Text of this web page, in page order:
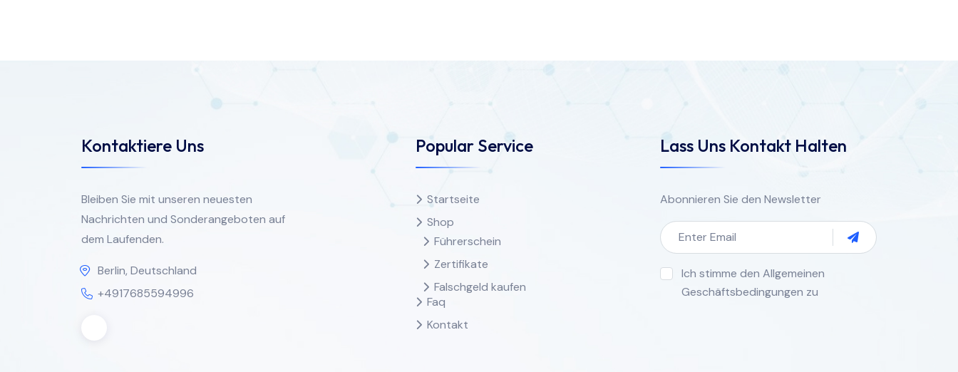
Kontaktiere Uns
Bleiben Sie mit unseren neuesten
Nachrichten und Sonderangeboten auf
dem Laufenden.
Berlin, Deutschland
+4917685594996
Popular Service
Startseite
Shop
Führerschein
Zertifikate
Falschgeld kaufen
Faq
Kontakt
Lass Uns Kontakt Halten
Abonnieren Sie den Newsletter
Ich stimme den Allgemeinen
Geschäftsbedingungen zu